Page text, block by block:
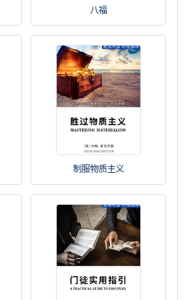
八福
制服物质主义